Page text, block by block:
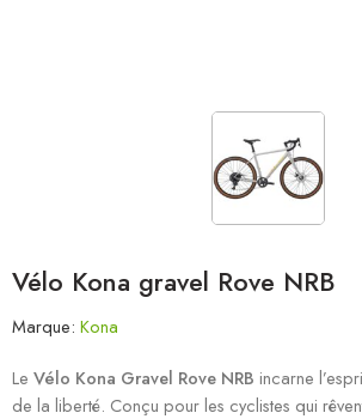
Vélo Kona gravel Rove NRB
Marque: Kona
Le Vélo Kona Gravel Rove NRB incarne
de la liberté. Conçu pour les cyclistes qui